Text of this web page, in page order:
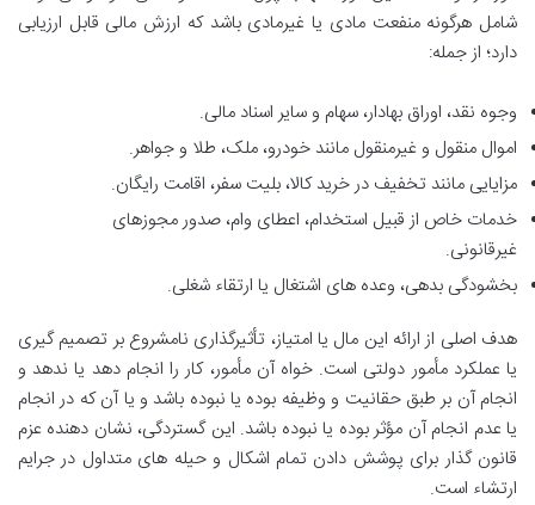
شامل هرگونه منفعت مادی یا غیرمادی باشد که ارزش مالی قابل ارزیابی
دارد؛ از جمله:
وجوه نقد، اوراق بهادار، سهام و سایر اسناد مالی.
اموال منقول و غیرمنقول مانند خودرو، ملک، طلا و جواهر.
مزایایی مانند تخفیف در خرید کالا، بلیت سفر، اقامت رایگان.
خدمات خاص از قبیل استخدام، اعطای وام، صدور مجوزهای
غیرقانونی.
بخشودگی بدهی، وعده های اشتغال یا ارتقاء شغلی.
هدف اصلی از ارائه این مال یا امتیاز، تأثیرگذاری نامشروع بر تصمیم گیری
یا عملکرد مأمور دولتی است. خواه آن مأمور، کار را انجام دهد یا ندهد و
انجام آن بر طبق حقانیت و وظیفه بوده یا نبوده باشد و یا آن که در انجام
یا عدم انجام آن مؤثر بوده یا نبوده باشد. این گستردگی، نشان دهنده عزم
قانون گذار برای پوشش دادن تمام اشکال و حیله های متداول در جرایم
ارتشاء است.